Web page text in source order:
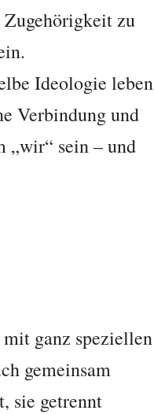
Zugehörigkeit zu
Ideologie leben
Verbindung und
„wir“ sein – und
ganz speziellen
gemeinsam
sie getrennt